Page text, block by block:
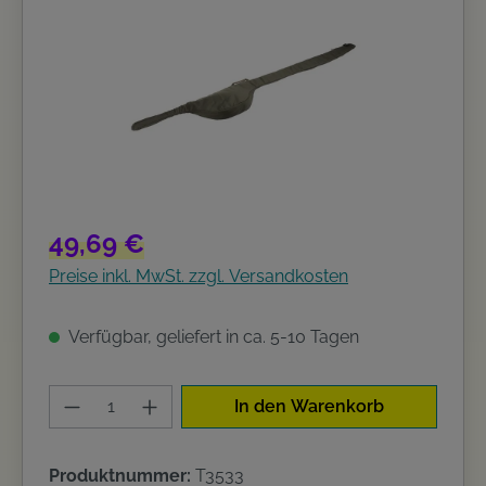
Regulärer Preis:
49,69 €
Preise inkl. MwSt. zzgl. Versandkosten
Verfügbar, geliefert in ca. 5-10 Tagen
Produkt Anzahl: Gib den
In den Warenkorb
Produktnummer: T3533